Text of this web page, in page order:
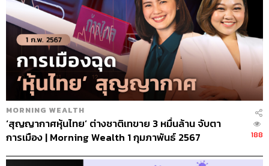
MORNING WEALTH
‘สุญญากาศหุ้นไทย’ ต่างชาติเทขาย 3 หมื่นล้าน จับตา
การเมือง | Morning Wealth 1 กุมภาพันธ์ 2567
188